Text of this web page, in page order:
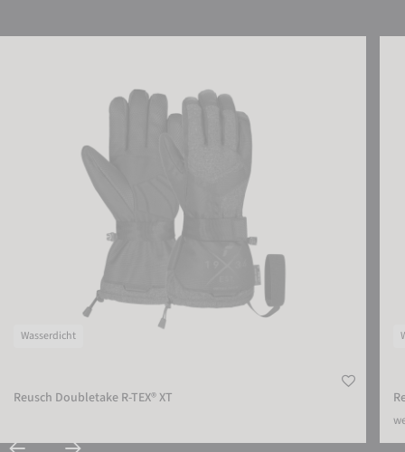
Wasserdicht
Reusch Doubletake R-TEX® XT